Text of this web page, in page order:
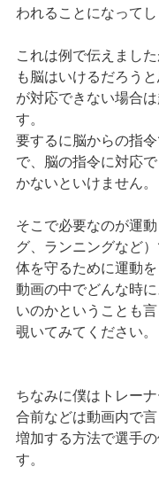
われることになってし
これは例で伝えまし
も脳はいけるだろう
が対応できない場合
す。
要するに脳からの指
で、脳の指令に対応
かないといけません。
そこで必要なのが運
グ、ランニングなど）
体を守るために運動を
動画の中でどんな時
いのかということも
覗いてみてください。
ちなみに僕はトレー
合前などは動画内で
増加する方法で選手
す。